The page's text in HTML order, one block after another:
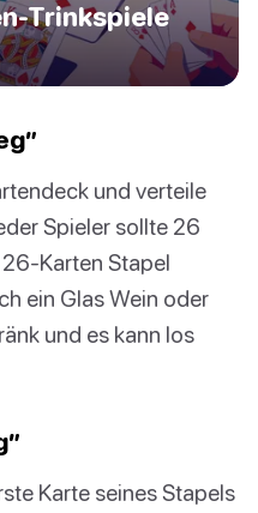
Trinkspiele
und verteile
Spieler sollte 26
Karten Stapel
ein Glas Wein oder
und es kann los
Karte seines Stapels